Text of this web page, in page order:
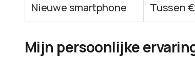
Nieuwe smartphone Tussen
Mijn persoonlijke